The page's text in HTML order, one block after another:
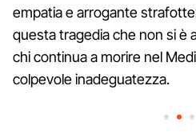
empatia e arrogante
questa tragedia che non si è
chi continua a morire nel
colpevole inadeguatezza.